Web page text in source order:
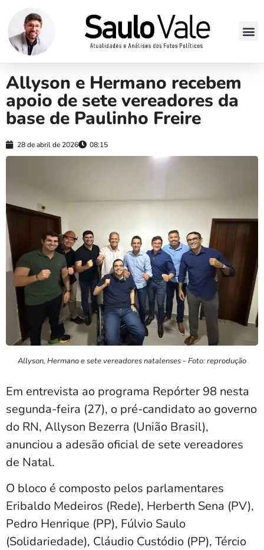
Allyson e Hermano recebem
apoio de sete vereadores da
base de Paulinho Freire
28 de abril de 2026 08:15
Allyson, Hermano e sete vereadores natalenses - Foto: reprodução
Em entrevista ao programa Repórter 98 nesta
segunda-feira (27), o pré-candidato ao governo
do RN, Allyson Bezerra (União Brasil),
anunciou a adesão oficial de sete vereadores
de Natal.
O bloco é composto pelos parlamentares
Eribaldo Medeiros (Rede), Herberth Sena (PV),
Pedro Henrique (PP), Fúlvio Saulo
(Solidariedade), Cláudio Custódio (PP), Tércio